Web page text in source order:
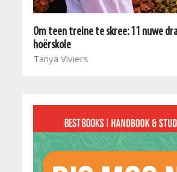
Om teen treine te skree: 11 nuwe
hoërskole
Tanya Viviers